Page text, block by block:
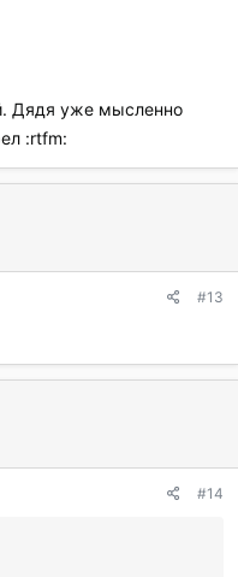
Дядя уже мысленно
:rtfm:
#13
#14